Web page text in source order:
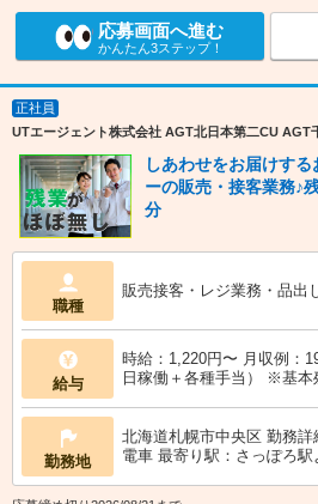
応募画面へ進む
かんたん3ステップ！
正社員
UTエージェント株式会社 AGT北日本第二CU AGT
しあわせをお届けす
ーの販売・接客業務♪
分
職種
販売接客・レジ業務・品出
給与
時給：1,220円〜 月収例：
日稼働＋各種手当） ※基本
勤務地
北海道札幌市中央区 勤務
電車 最寄り駅：さっぽろ駅